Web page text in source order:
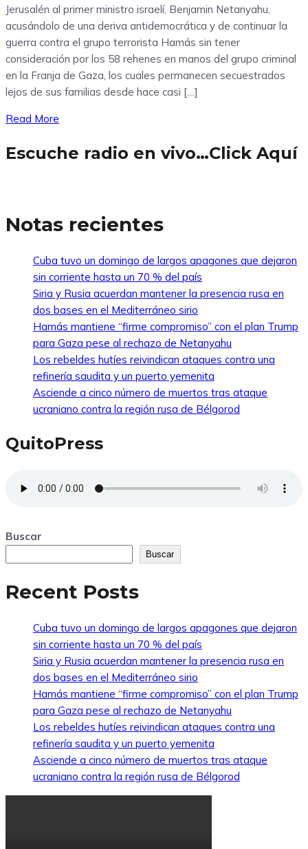
Jerusalén al primer ministro israelí, Benjamin Netanyahu,
acusándolo de una deriva antidemocrática y de continuar la
guerra contra el grupo terrorista Hamás sin tener
consideración por los 58 rehenes en manos del grupo criminal
en la Franja de Gaza, los cuales permanecen secuestrados
lejos de sus familias desde hace casi […]
Read More
Escuche radio en vivo…Click Aquí
Notas recientes
Cuba tuvo un domingo de largos apagones que dejaron
sin corriente hasta un 70 % del país
Siria y Rusia acuerdan mantener la presencia rusa en
dos bases en el Mediterráneo sirio
Hamás mantiene “firme compromiso” con el plan Trump
para Gaza pese al rechazo de Netanyahu
Los rebeldes hutíes reivindican ataques contra una
refinería saudita y un puerto yemenita
Asciende a cinco número de muertos tras ataque
ucraniano contra la región rusa de Bélgorod
QuitoPress
Buscar
Buscar
Recent Posts
Cuba tuvo un domingo de largos apagones que dejaron
sin corriente hasta un 70 % del país
Siria y Rusia acuerdan mantener la presencia rusa en
dos bases en el Mediterráneo sirio
Hamás mantiene “firme compromiso” con el plan Trump
para Gaza pese al rechazo de Netanyahu
Los rebeldes hutíes reivindican ataques contra una
refinería saudita y un puerto yemenita
Asciende a cinco número de muertos tras ataque
ucraniano contra la región rusa de Bélgorod